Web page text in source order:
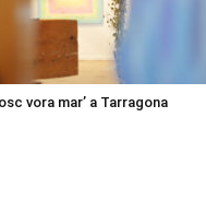
vora mar’ a Tarragona